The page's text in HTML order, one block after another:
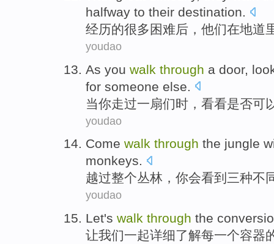
halfway to their destination.
经历的很多 困难后， 他们在地道
youdao
As you walk through a door,
for someone else.
当你走过一扇们时， 看看是否可
youdao
Come walk through the jungle
monkeys.
越过整个丛林，你会看到 三种不
youdao
Let's walk through the
让我们一起详细了解每一个容器